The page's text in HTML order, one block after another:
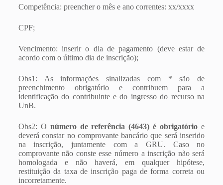
Competência: preencher o mês e ano correntes: xx/xxxx
CPF;
Vencimento: inserir o dia de pagamento (deve estar de
acordo com o último dia de inscrição);
Obs1: As informações sinalizadas com * são de
preenchimento obrigatório e contribuem para a
identificação do contribuinte e do ingresso do recurso na
UnB.
Obs2: O número de referência (4643) é obrigatório e
deverá constar no comprovante bancário que será inserido
na inscrição, juntamente com a GRU. Caso no
comprovante não conste esse número a inscrição não será
homologada e não haverá, em qualquer hipótese,
restituição da taxa de inscrição paga de forma correta ou
incorretamente.